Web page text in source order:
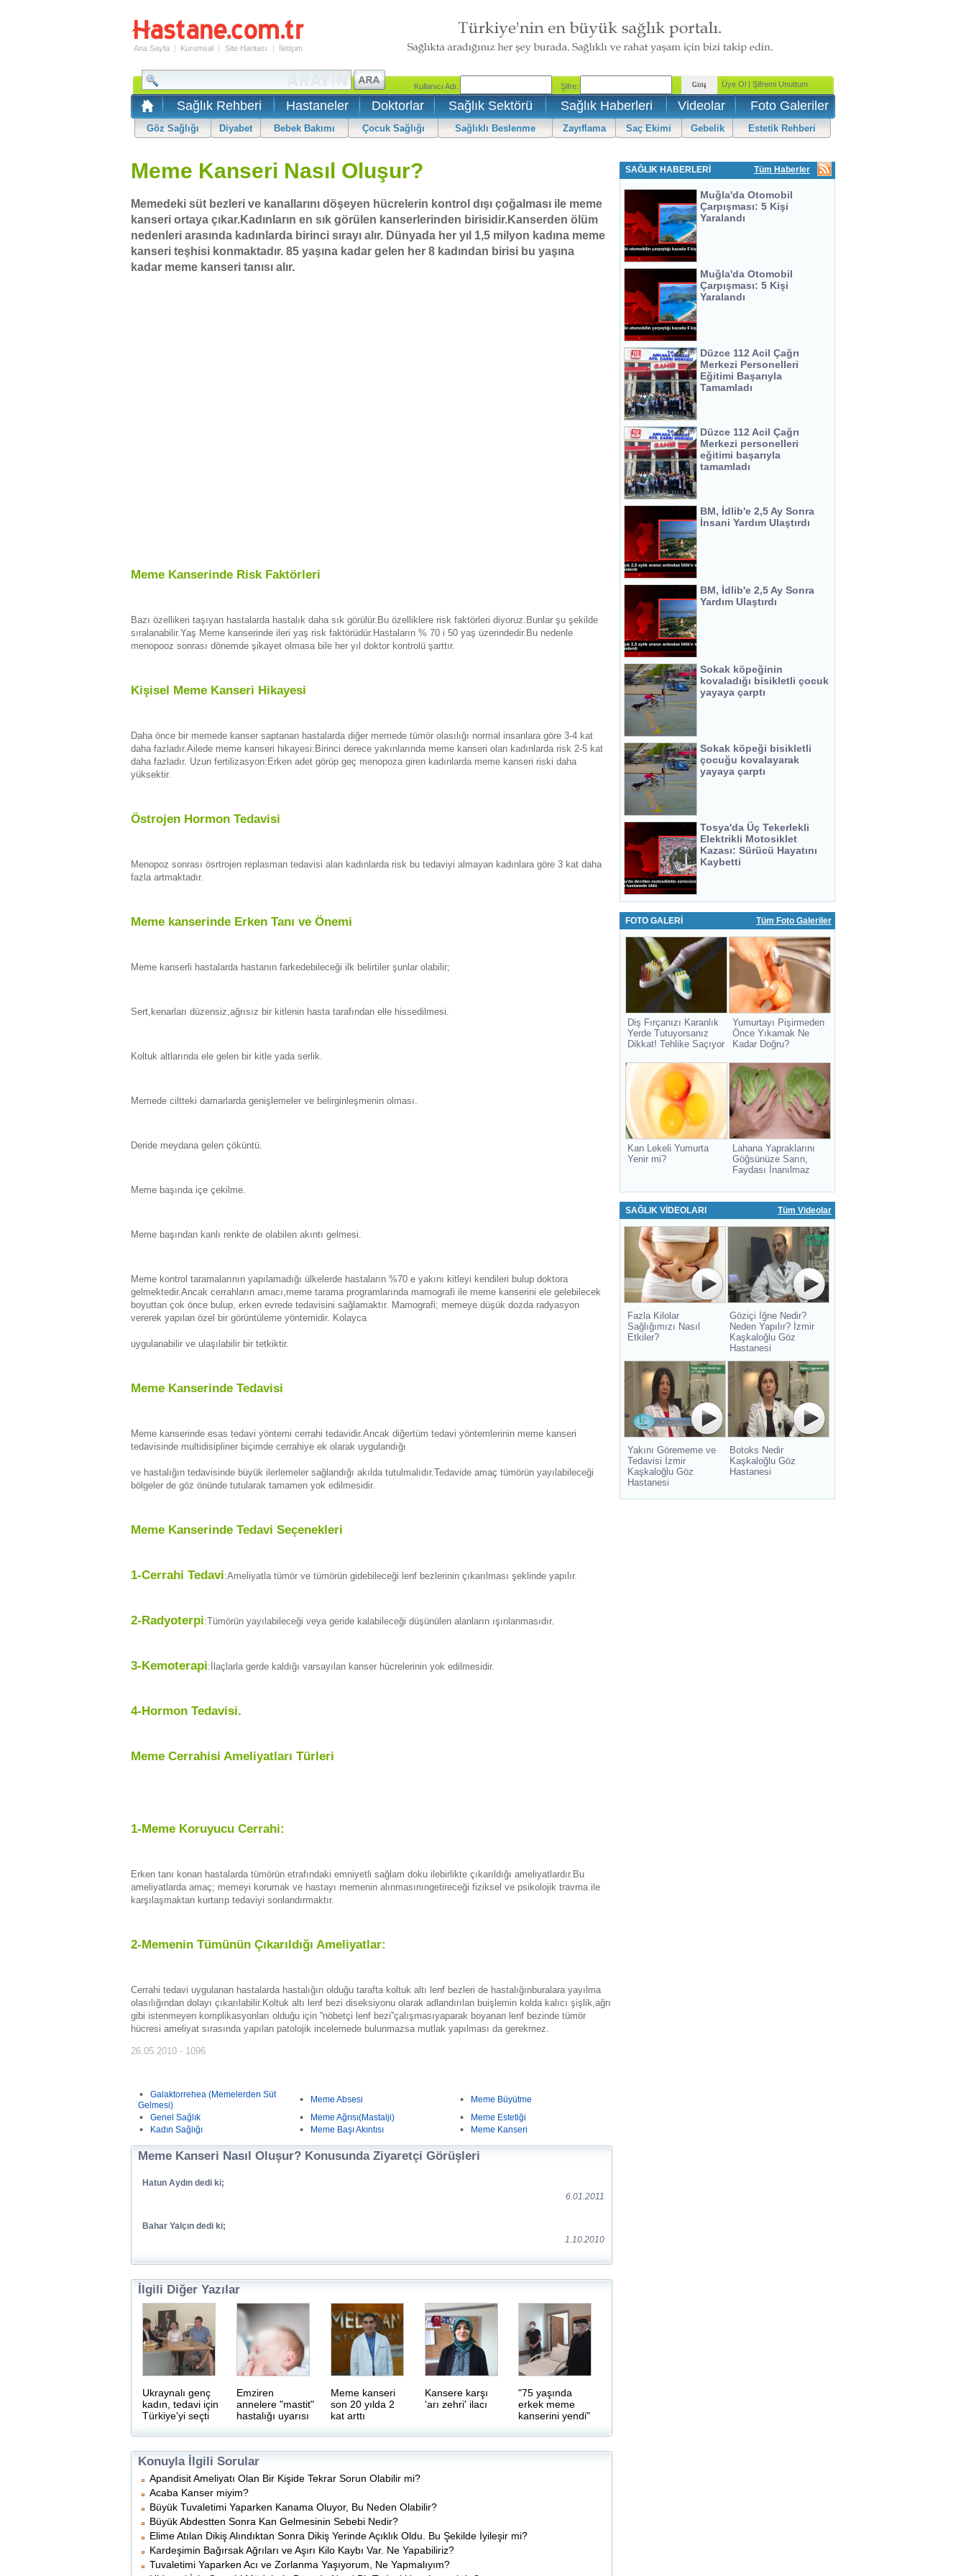
Ana Sayfa | Kurumsal | Site Haritası | İletişim
Sağlık Rehberi Hastaneler Doktorlar Sağlık Sektörü Sağlık Haberleri Videolar Foto Galeriler
Göz Sağlığı Diyabet Bebek Bakımı Çocuk Sağlığı Sağlıklı Beslenme Zayıflama Saç Ekimi Gebelik Estetik Rehberi
Meme Kanseri Nasıl Oluşur?
Memedeki süt bezleri ve kanallarını döşeyen hücrelerin kontrol dışı çoğalması ile meme
kanseri ortaya çıkar.Kadınların en sık görülen kanserlerinden birisidir.Kanserden ölüm
nedenleri arasında kadınlarda birinci sırayı alır. Dünyada her yıl 1,5 milyon kadına meme
kanseri teşhisi konmaktadır. 85 yaşına kadar gelen her 8 kadından birisi bu yaşına
kadar meme kanseri tanısı alır.
Meme Kanserinde Risk Faktörleri
Bazı özellikeri taşıyan hastalarda hastalık daha sık görülür.Bu özelliklere risk faktörleri diyoruz.Bunlar şu şekilde
sıralanabilir.Yaş Meme kanserinde ileri yaş risk faktörüdür.Hastaların % 70 i 50 yaş üzerindedir.Bu nedenle
menopooz sonrası dönemde şikayet olmasa bile her yıl doktor kontrolü şarttır.
Kişisel Meme Kanseri Hikayesi
Daha önce bir memede kanser saptanan hastalarda diğer memede tümör olasılığı normal insanlara göre 3-4 kat
daha fazladır.Ailede meme kanseri hikayesi:Birinci derece yakınlarında meme kanseri olan kadınlarda risk 2-5 kat
daha fazladır. Uzun fertilizasyon:Erken adet görüp geç menopoza giren kadınlarda meme kanseri riski daha
yüksektir.
Östrojen Hormon Tedavisi
Menopoz sonrası ösrtrojen replasman tedavisi alan kadınlarda risk bu tedaviyi almayan kadınlara göre 3 kat daha
fazla artmaktadır.
Meme kanserinde Erken Tanı ve Önemi
Meme kanserli hastalarda hastanın farkedebileceği ilk belirtiler şunlar olabilir;
Sert,kenarları düzensiz,ağrısız bir kitlenin hasta tarafından elle hissedilmesi.
Koltuk altlarında ele gelen bir kitle yada serlik.
Memede ciltteki damarlarda genişlemeler ve belirginleşmenin olması.
Deride meydana gelen çöküntü.
Meme başında içe çekilme.
Meme başından kanlı renkte de olabilen akıntı gelmesi.
Meme kontrol taramalarının yapılamadığı ülkelerde hastaların %70 e yakını kitleyi kendileri bulup doktora
gelmektedir.Ancak cerrahların amacı,meme tarama programlarında mamografi ile meme kanserini ele gelebilecek
boyuttan çok önce bulup, erken evrede tedavisini sağlamaktır. Mamografi; memeye düşük dozda radyasyon
vererek yapılan özel bir görüntüleme yöntemidir. Kolayca
uygulanabilir ve ulaşılabilir bir tetkiktir.
Meme Kanserinde Tedavisi
Meme kanserinde esas tedavi yöntemi cerrahi tedavidir.Ancak diğertüm tedavi yöntemlerinin meme kanseri
tedavisinde multidisipliner biçimde cerrahiye ek olarak uygulandığı
ve hastalığın tedavisinde büyük ilerlemeler sağlandığı akılda tutulmalıdır.Tedavide amaç tümörün yayılabileceği
bölgeler de göz önünde tutularak tamamen yok edilmesidir.
Meme Kanserinde Tedavi Seçenekleri
1-Cerrahi Tedavi:Ameliyatla tümör ve tümörün gidebileceği lenf bezlerinin çıkarılması şeklinde yapılır.
2-Radyoterpi:Tümörün yayılabileceği veya geride kalabileceği düşünülen alanların ışınlanmasıdır.
3-Kemoterapi:İlaçlarla gerde kaldığı varsayılan kanser hücrelerinin yok edilmesidir.
4-Hormon Tedavisi.
Meme Cerrahisi Ameliyatları Türleri
1-Meme Koruyucu Cerrahi:
Erken tanı konan hastalarda tümörün etrafındaki emniyetli sağlam doku ilebirlikte çıkarıldığı ameliyatlardır.Bu
ameliyatlarda amaç; memeyi korumak ve hastayı memenin alınmasınıngetireceği fiziksel ve psikolojik travma ile
karşılaşmaktan kurtarıp tedaviyi sonlandırmaktır.
2-Memenin Tümünün Çıkarıldığı Ameliyatlar:
Cerrahi tedavi uygulanan hastalarda hastalığın olduğu tarafta koltuk altı lenf bezleri de hastalığınburalara yayılma
olasılığından dolayı çıkarılabilir.Koltuk altı lenf bezi diseksiyonu olarak adlandırılan buişlemin kolda kalıcı şişlik,ağrı
gibi istenmeyen komplikasyonları olduğu için ''nöbetçi lenf bezi''çalışmasıyaparak boyanan lenf bezinde tümör
hücresi ameliyat sırasında yapılan patolojik incelemede bulunmazsa mutlak yapılması da gerekmez.
26.05.2010 - 1096
Galaktorrehea (Memelerden Süt
Gelmesi)
Meme Absesi
Meme Büyütme
Genel Sağlık
Meme Ağrısı(Mastalji)
Meme Estetiği
Kadın Sağlığı
Meme Başı Akıntısı Meme Kanseri
Meme Kanseri Nasıl Oluşur? Konusunda Ziyaretçi Görüşleri
Hatun Aydın dedi ki;
6.01.2011
Bahar Yalçın dedi ki;
1.10.2010
İlgili Diğer Yazılar
Ukraynalı genç
kadın, tedavi için
Türkiye'yi seçti
Emziren
annelere "mastit"
hastalığı uyarısı
Meme kanseri
son 20 yılda 2
kat arttı
Kansere karşı
'arı zehri' ilacı
"75 yaşında
erkek meme
kanserini yendi"
Konuyla İlgili Sorular
Apandisit Ameliyatı Olan Bir Kişide Tekrar Sorun Olabilir mi?
Acaba Kanser miyim?
Büyük Tuvaletimi Yaparken Kanama Oluyor, Bu Neden Olabilir?
Büyük Abdestten Sonra Kan Gelmesinin Sebebi Nedir?
Elime Atılan Dikiş Alındıktan Sonra Dikiş Yerinde Açıklık Oldu. Bu Şekilde İyileşir mi?
Kardeşimin Bağırsak Ağrıları ve Aşırı Kilo Kaybı Var. Ne Yapabiliriz?
Tuvaletimi Yaparken Acı ve Zorlanma Yaşıyorum, Ne Yapmalıyım?
SAĞLIK HABERLERİ Tüm Haberler
Muğla'da Otomobil
Çarpışması: 5 Kişi
Yaralandı
Muğla'da Otomobil
Çarpışması: 5 Kişi
Yaralandı
Düzce 112 Acil Çağrı
Merkezi Personelleri
Eğitimi Başarıyla
Tamamladı
Düzce 112 Acil Çağrı
Merkezi personelleri
eğitimi başarıyla
tamamladı
BM, İdlib'e 2,5 Ay Sonra
İnsani Yardım Ulaştırdı
BM, İdlib'e 2,5 Ay Sonra
Yardım Ulaştırdı
Sokak köpeğinin
kovaladığı bisikletli çocuk
yayaya çarptı
Sokak köpeği bisikletli
çocuğu kovalayarak
yayaya çarptı
Tosya'da Üç Tekerlekli
Elektrikli Motosiklet
Kazası: Sürücü Hayatını
Kaybetti
FOTO GALERİ Tüm Foto Galeriler
Diş Fırçanızı Karanlık
Yerde Tutuyorsanız
Dikkat! Tehlike Saçıyor
Yumurtayı Pişirmeden
Önce Yıkamak Ne
Kadar Doğru?
Kan Lekeli Yumurta
Yenir mi?
Lahana Yapraklarını
Göğsünüze Sarın,
Faydası İnanılmaz
SAĞLIK VİDEOLARI Tüm Videolar
Fazla Kilolar
Sağlığımızı Nasıl
Etkiler?
Göziçi İğne Nedir?
Neden Yapılır? İzmir
Kaşkaloğlu Göz
Hastanesi
Yakını Görememe ve
Tedavisi İzmir
Kaşkaloğlu Göz
Hastanesi
Botoks Nedir
Kaşkaloğlu Göz
Hastanesi